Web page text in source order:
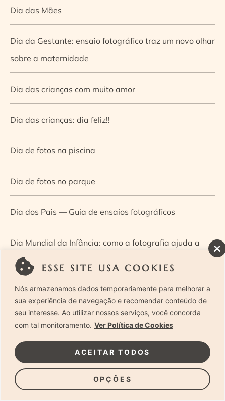
ESSE SITE USA COOKIES
Nós armazenamos dados temporariamente para melhorar a
sua experiência de navegação e recomendar conteúdo de
seu interesse. Ao utilizar nossos serviços, você concorda
com tal monitoramento. Ver Política de Cookies
OPÇÕES
ACEITAR TODOS
Dia das Mães
Dia da Gestante: ensaio fotográfico traz um novo olhar
sobre a maternidade
Dia das crianças com muito amor
Dia das crianças: dia feliz!!
Dia de fotos na piscina
Dia de fotos no parque
Dia dos Pais — Guia de ensaios fotográficos
Dia Mundial da Infância: como a fotografia ajuda a
construir a memória e a identidade da criança
Diário de uma grávida e sua pequena
Dica de especialista: como otimizar o fluxo de trabalho
no ensaio newborn?
Dica de especialista: qual o melhor guia de poses para
fotografia newborn?